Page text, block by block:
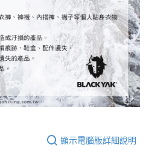
顯示電腦版詳細說明